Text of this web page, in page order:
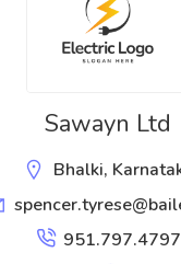
Sawayn Ltd
Bhalki,
951.797.4797